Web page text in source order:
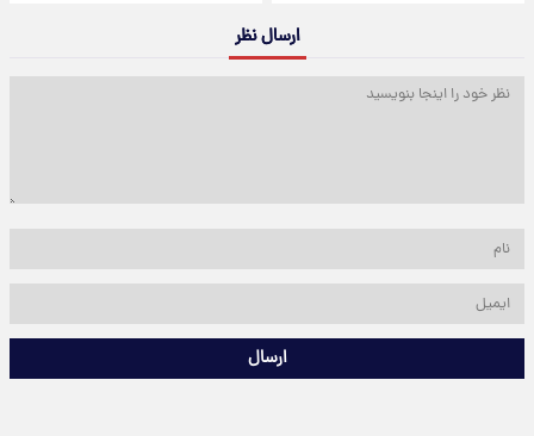
ارسال نظر
ارسال